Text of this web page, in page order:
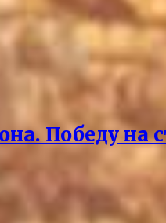
Победу на